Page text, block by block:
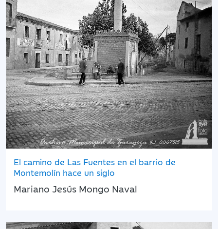
El camino de Las Fuentes en el barrio de
Montemolín hace un siglo
Mariano Jesús Mongo Naval